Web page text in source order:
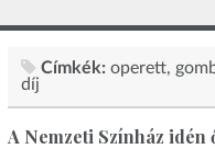
Címkék: operett
díj
A Nemzeti Színház idén